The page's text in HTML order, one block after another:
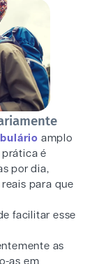
amplo
prática é
por dia,
para que
facilitar esse
as
as em